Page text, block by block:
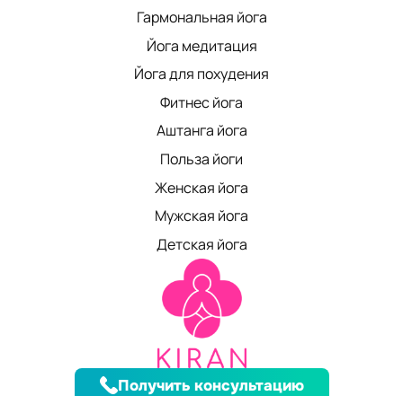
Гармональная йога
Йога медитация
Йога для похудения
Фитнес йога
Аштанга йога
Польза йоги
Женская йога
Мужская йога
Детская йога
Получить консультацию